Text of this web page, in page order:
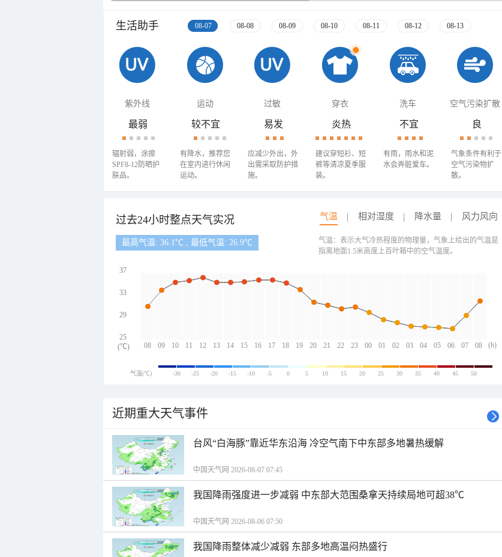
生活助手 08-07 08-08 08-09 08-10 08-11 08-12 08-13
紫外线 运动 过敏 穿衣 洗车 空气污染扩散
最弱
辐射弱，涂擦
SPF8-12防晒护
肤品。
较不宜
有降水，推荐您
在室内进行休闲
运动。
易发
应减少外出，外
出需采取防护措
施。
炎热
建议穿短衫、短
裤等清凉夏季服
装。
不宜
有雨，雨水和泥
水会弄脏爱车。
良
气象条件有利于
空气污染物扩
散。
过去24小时整点天气实况 气温 相对湿度 降水量 风力风向
最高气温: 36.1℃ , 最低气温: 26.9℃
08 09 10 11 12 13 14 15 16 17 18 19 20 21 22 23 00 01 02 03 04 05 06 07 08
37
33
29
25
(h)
(℃)
气温：表示大气冷热程度的物理量，气象上给出的气温是
指离地面1.5米高度上百叶箱中的空气温度。
气温(℃) -30 -25 -20 -15 -10 -5 0 5 10 15 20 25 30 35 40 45 50
近期重大天气事件
台风“白海豚”靠近华东沿海 冷空气南下中东部多地暑热缓解
中国天气网 2026-08-07 07:45
我国降雨强度进一步减弱 中东部大范围桑拿天持续局地可超38℃
中国天气网 2026-08-06 07:50
我国降雨整体减少减弱 东部多地高温闷热盛行